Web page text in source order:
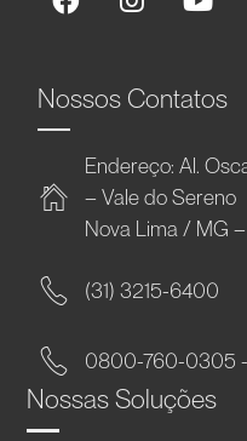
Nossos Contatos
Endereço: Al.
– Vale do Sereno
Nova Lima / MG
(31) 3215-6400
0800-760-0305
Nossas Soluções